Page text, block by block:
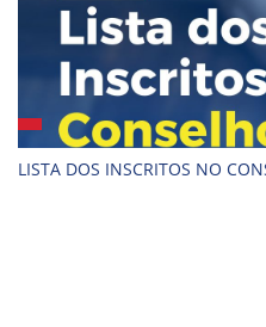
LISTA DOS INSCRITOS NO